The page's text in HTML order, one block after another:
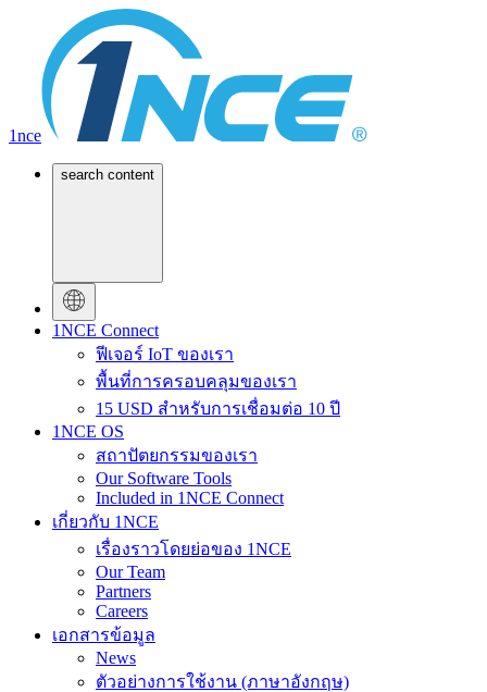
1nce
search content
1NCE Connect
ฟีเจอร์ IoT ของเรา
พื้นที่การครอบคลุมของเรา
15 USD สำหรับการเชื่อมต่อ 10 ปี
1NCE OS
สถาปัตยกรรมของเรา
Our Software Tools
Included in 1NCE Connect
เกี่ยวกับ 1NCE
เรื่องราวโดยย่อของ 1NCE
Our Team
Partners
Careers
เอกสารข้อมูล
News
ตัวอย่างการใช้งาน (ภาษาอังกฤษ)